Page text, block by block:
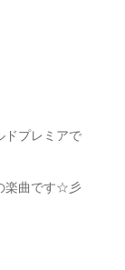
ドプレミアで
楽曲です☆彡